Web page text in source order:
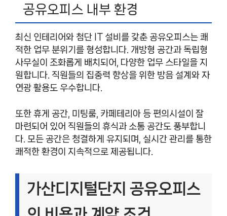
공유오피스 내부 환경
최신 인테리어와 첨단 IT 설비를 갖춘 공유오피스는 쾌
적한 업무 분위기를 형성합니다. 개방형 공간과 독립형
사무실이 조화롭게 배치되어, 다양한 업무 스타일을 지
원합니다. 직원들의 집중력 향상을 위한 방음 설계와 자
연광 활용도 우수합니다.
또한 휴게 공간, 미팅룸, 카페테리아 등 편의시설이 잘
마련되어 있어 직원들의 휴식과 소통 공간도 풍부합니
다. 모든 공간은 청결하게 유지되며, 실시간 관리를 통한
쾌적한 환경이 지속적으로 제공됩니다.
가산디지털단지 공유오피스